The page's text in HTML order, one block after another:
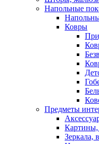
Напольные
Ковры
Предметы
Картины,
Зеркала,